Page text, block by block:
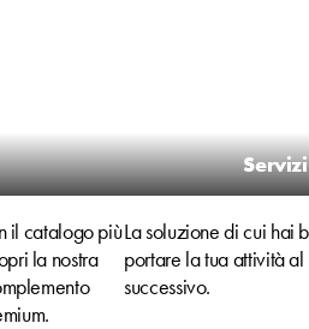
il catalogo più
la nostra
Servizi
La soluzione di cui hai
portare la tua attività
successivo.